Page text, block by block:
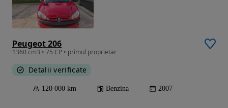
Peugeot 206
1360 cm3 • 75 CP • primul proprietar
Detalii verificate
120 000 km Benzina 2007